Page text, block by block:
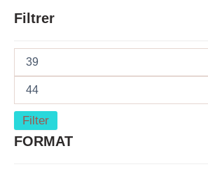
Filtrer
Filter
FORMAT